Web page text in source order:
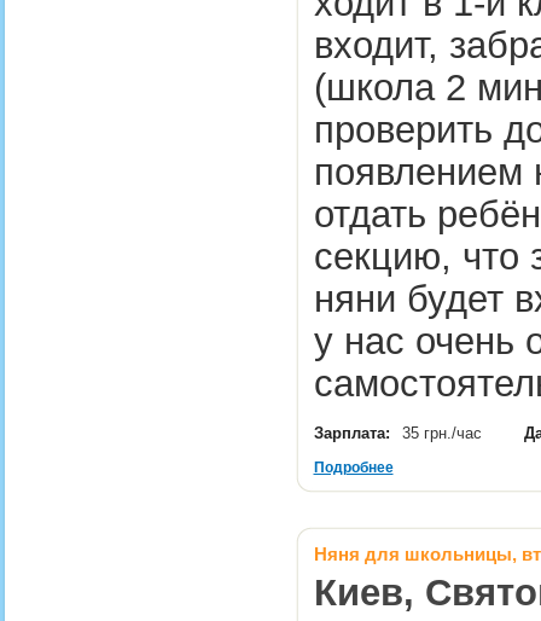
входит,
(школа 2
проверить
появлением
отдать
секцию, что
няни будет
у нас очень
Зарплата: 35 грн./час
Подробнее
Няня для школьницы,
Киев,